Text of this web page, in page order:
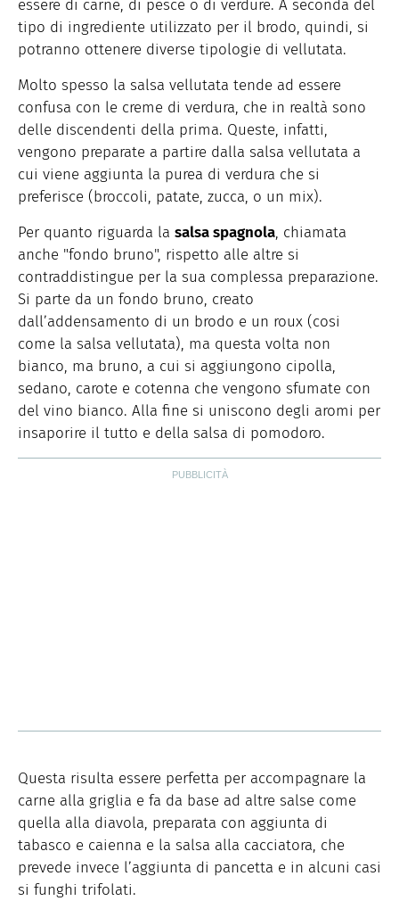
essere di carne, di pesce o di verdure. A seconda del
tipo di ingrediente utilizzato per il brodo, quindi, si
potranno ottenere diverse tipologie di vellutata.
Molto spesso la salsa vellutata tende ad essere
confusa con le creme di verdura, che in realtà sono
delle discendenti della prima. Queste, infatti,
vengono preparate a partire dalla salsa vellutata a
cui viene aggiunta la purea di verdura che si
preferisce (broccoli, patate, zucca, o un mix).
Per quanto riguarda la salsa spagnola, chiamata
anche "fondo bruno", rispetto alle altre si
contraddistingue per la sua complessa preparazione.
Si parte da un fondo bruno, creato
dall’addensamento di un brodo e un roux (cosi
come la salsa vellutata), ma questa volta non
bianco, ma bruno, a cui si aggiungono cipolla,
sedano, carote e cotenna che vengono sfumate con
del vino bianco. Alla fine si uniscono degli aromi per
insaporire il tutto e della salsa di pomodoro.
Questa risulta essere perfetta per accompagnare la
carne alla griglia e fa da base ad altre salse come
quella alla diavola, preparata con aggiunta di
tabasco e caienna e la salsa alla cacciatora, che
prevede invece l’aggiunta di pancetta e in alcuni casi
si funghi trifolati.